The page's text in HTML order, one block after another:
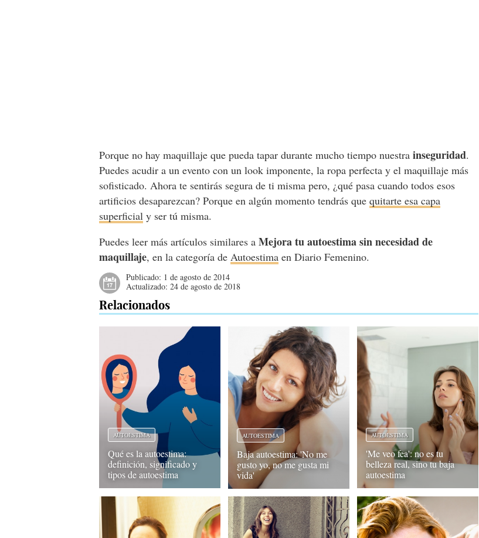
Porque no hay maquillaje que pueda tapar durante mucho tiempo nuestrainseguridad.
Puedes acudir a un evento con un look imponente, la ropa perfecta y el maquillaje más
sofisticado. Ahora te sentirás segura de ti misma pero, ¿qué pasa cuando todos esos
artificios desaparezcan? Porque en algún momento tendrás quequitarte esa capa
superficial y ser tú misma.
Puedes leer más artículos similares aMejora tu autoestima sin necesidad de
maquillaje, en la categoría deAutoestima en Diario Femenino.
Publicado: 1 de agosto de 2014
Actualizado:24 de agosto de 2018
Relacionados
AUTOESTIMA
Qué es la autoestima:
definición, significado y
tipos de autoestima
AUTOESTIMA
Baja autoestima: 'No me
gusto yo, no me gusta mi
vida'
AUTOESTIMA
'Me veo fea': no es tu
belleza real, sino tu baja
autoestima